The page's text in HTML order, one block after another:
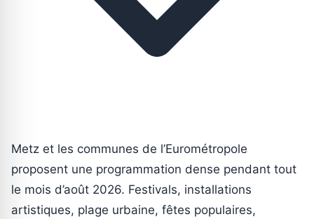
Metz et les communes de l’Eurométropole
proposent une programmation dense pendant tout
le mois d’août 2026. Festivals, installations
artistiques, plage urbaine, fêtes populaires,